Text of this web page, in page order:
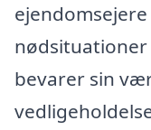
nødsituationer
bevarer sin